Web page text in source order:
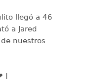
llegó a 46
a Jared
nuestros
|